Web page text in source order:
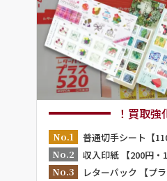
！買取強
No.1
普通切手シート【
No.2
収入印紙 【200円・
No.3
レターパック 【プラ